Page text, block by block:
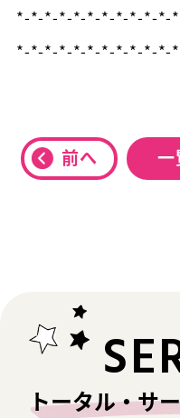
*-*-*-*-*-*-*-*-*-*-*-
*-*-*-*-*-*-*-*-*-*-*-
前へ 一
トータル・サ